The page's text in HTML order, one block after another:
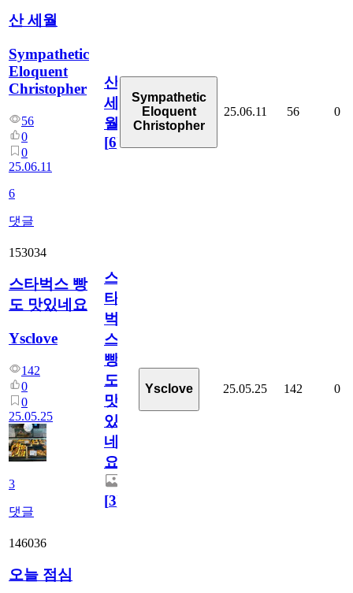
산 세월
Sympathetic
Eloquent
Christopher
56
0
0
25.06.11
6
댓글
산
세
월
[6]
Sympathetic
Eloquent
Christopher
25.06.11 56 0
153034
스타벅스 빵
도 맛있네요
Ysclove
142
0
0
25.05.25
3
댓글
스
타
벅
스
빵
도
맛
있
네
요
[3]
Ysclove 25.05.25 142 0
146036
오늘 점심